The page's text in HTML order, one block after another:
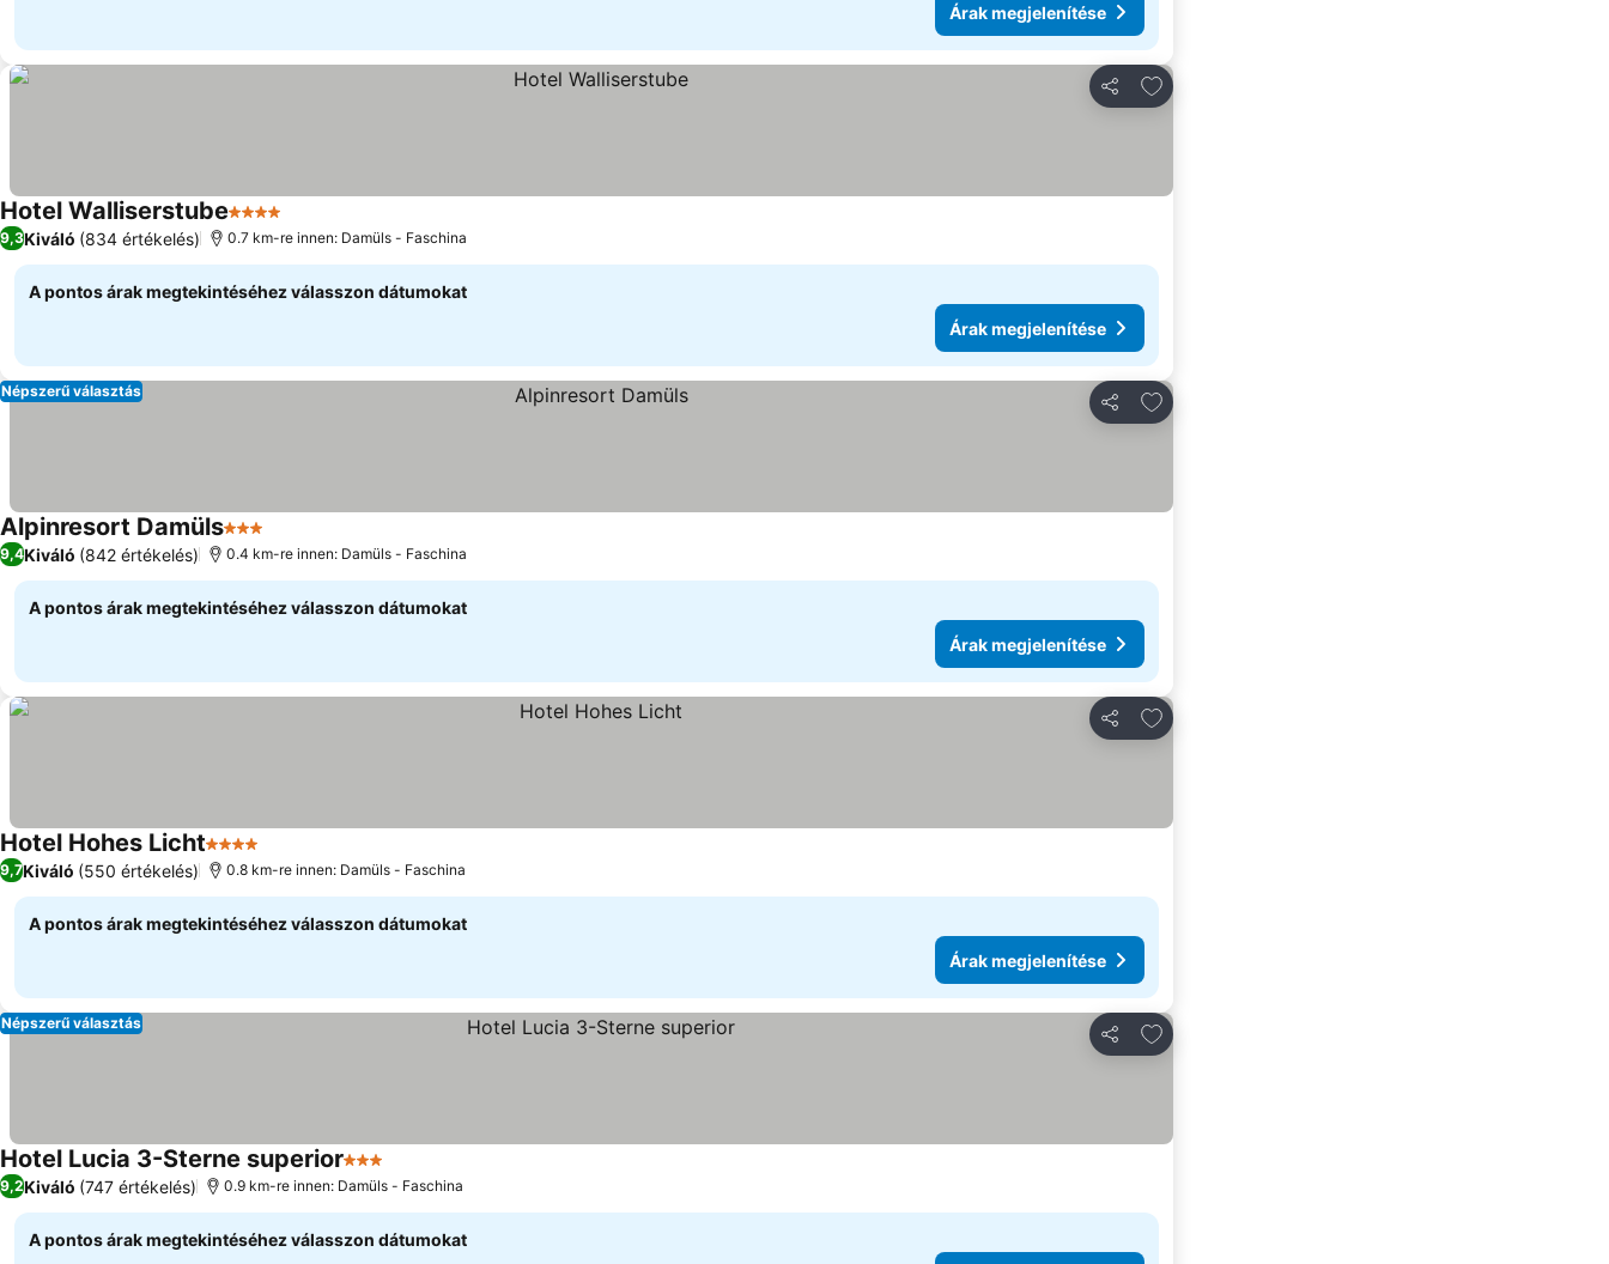
Árak megjelenítése
Megosztás
Hozzáadás a kedvencekhez
Hotel Walliserstube4 Kategória
9,3Kiváló (834 értékelés) 0.7 km-re innen: Damüls - Faschina
A pontos árak megtekintéséhez válasszon dátumokat
Árak megjelenítése
Megosztás
Hozzáadás a kedvencekhez
Népszerű választás
Alpinresort Damüls3 Kategória
9,4Kiváló (842 értékelés) 0.4 km-re innen: Damüls - Faschina
A pontos árak megtekintéséhez válasszon dátumokat
Árak megjelenítése
Megosztás
Hozzáadás a kedvencekhez
Hotel Hohes Licht4 Kategória
9,7Kiváló (550 értékelés) 0.8 km-re innen: Damüls - Faschina
A pontos árak megtekintéséhez válasszon dátumokat
Árak megjelenítése
Megosztás
Hozzáadás a kedvencekhez
Népszerű választás
Hotel Lucia 3-Sterne superior3 Kategória
9,2Kiváló (747 értékelés) 0.9 km-re innen: Damüls - Faschina
A pontos árak megtekintéséhez válasszon dátumokat